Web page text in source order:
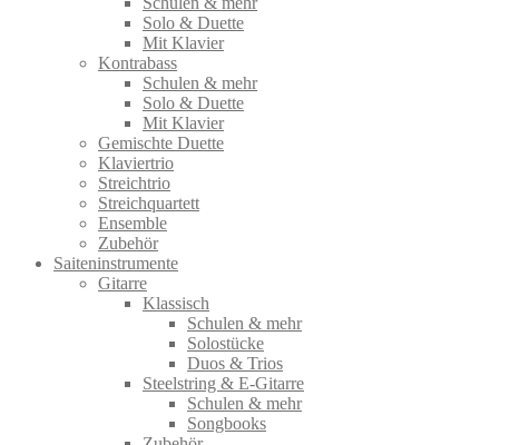
Solo & Duette
Mit Klavier
Kontrabass
Schulen & mehr
Solo & Duette
Mit Klavier
Gemischte Duette
Klaviertrio
Streichtrio
Streichquartett
Ensemble
Zubehör
Saiteninstrumente
Gitarre
Klassisch
Schulen & mehr
Solostücke
Duos & Trios
Steelstring & E-Gitarre
Schulen & mehr
Songbooks